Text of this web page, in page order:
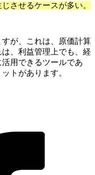
させるケースが多い。
が、これは、原価計算
、利益管理上でも、経
用できるツールであ
トがあります。